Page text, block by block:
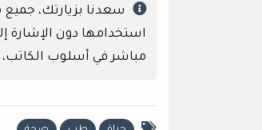
سعدنا بزيارتك،
استخدامها دون الإشارة
مباشر في أسلوب